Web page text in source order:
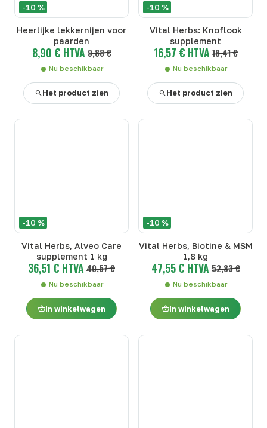
-10 %
Heerlijke lekkernijen voor
paarden
8,90 € HTVA 9,88 €
Nu beschikbaar
Het product zien
-10 %
Vital Herbs: Knoflook
supplement
16,57 € HTVA 18,41 €
Nu beschikbaar
Het product zien
-10 %
Vital Herbs, Alveo Care
supplement 1 kg
36,51 € HTVA 40,57 €
Nu beschikbaar
In winkelwagen
-10 %
Vital Herbs, Biotine & MSM
1,8 kg
47,55 € HTVA 52,83 €
Nu beschikbaar
In winkelwagen